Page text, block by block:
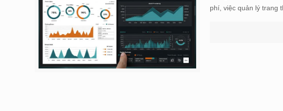
phí, việc quản lý trang